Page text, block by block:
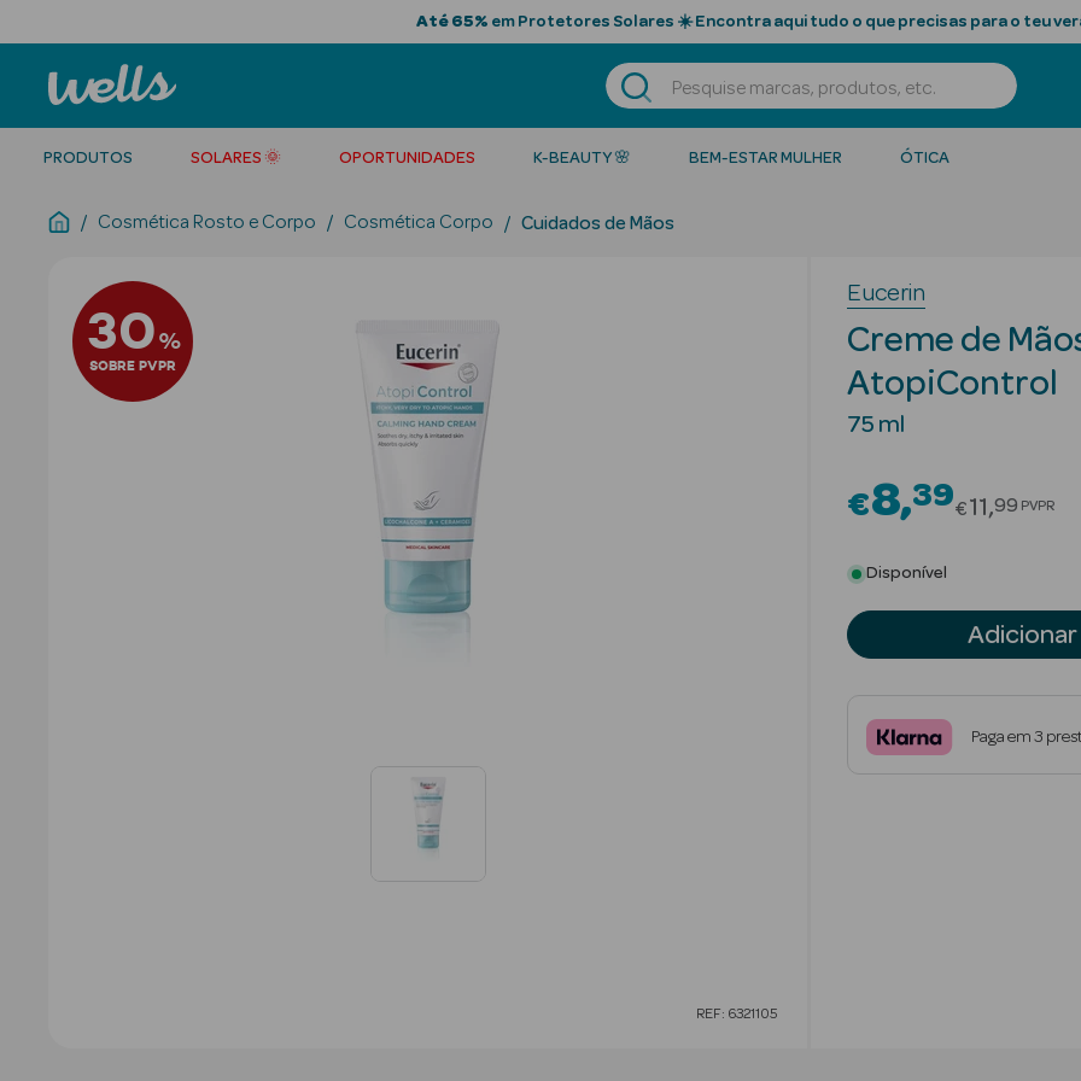
Até 65% em Protetores Solares ☀️ Encontra aqui tudo o que precisas para o teu
PRODUTOS SOLARES 🌞 OPORTUNIDADES K-BEAUTY 🌸 BEM-ESTAR MULHER ÓTICA
Cosmética Rosto e Corpo Cosmética Corpo Cuidados de Mãos
30%
SOBRE PVPR
REF: 6321105
Eucerin
Creme de
AtopiControl
75 ml
€8 39Price
€11 99 PVPR
Disponível
Adicionar
Paga em 3